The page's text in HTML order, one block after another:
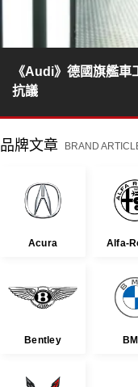
《Audi》德國旗艦
抗議
品牌文章 BRAND
Acura Alfa-
Bentley